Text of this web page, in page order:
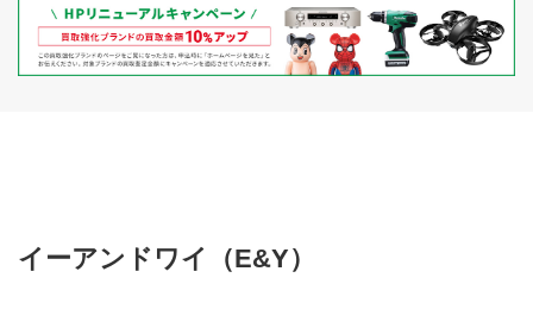
買取に関する質問や相談もすぐにできて便利
簡単操作！LINE査定
イーアンドワイ（E&Y）